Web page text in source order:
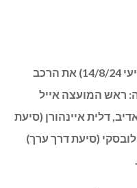
רעש וביטחון אישי,
הדתי ועוד. בימים
נפרדות בעניינים